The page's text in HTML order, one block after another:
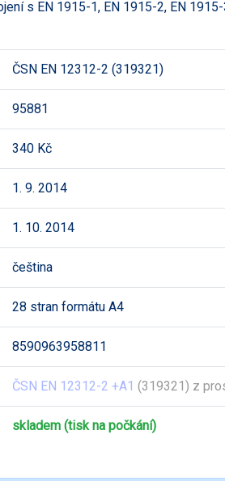
s EN 1915-1, EN 1915-2, EN
ČSN EN 12312-2 (319321)
95881
340 Kč
1. 9. 2014
1. 10. 2014
čeština
28 stran formátu A4
8590963958811
ČSN EN 12312-2 +A1 (319321) z
skladem (tisk na počkání)